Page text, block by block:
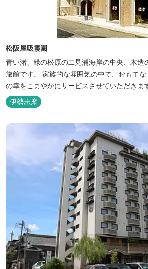
松阪屋吸霞園
青い渚、緑の松原の二見浦海岸の中央、木造
旅館です。 家族的な雰囲気の中で、おもて
の幸をこまやかにサービスさせていただきま
伊勢志摩